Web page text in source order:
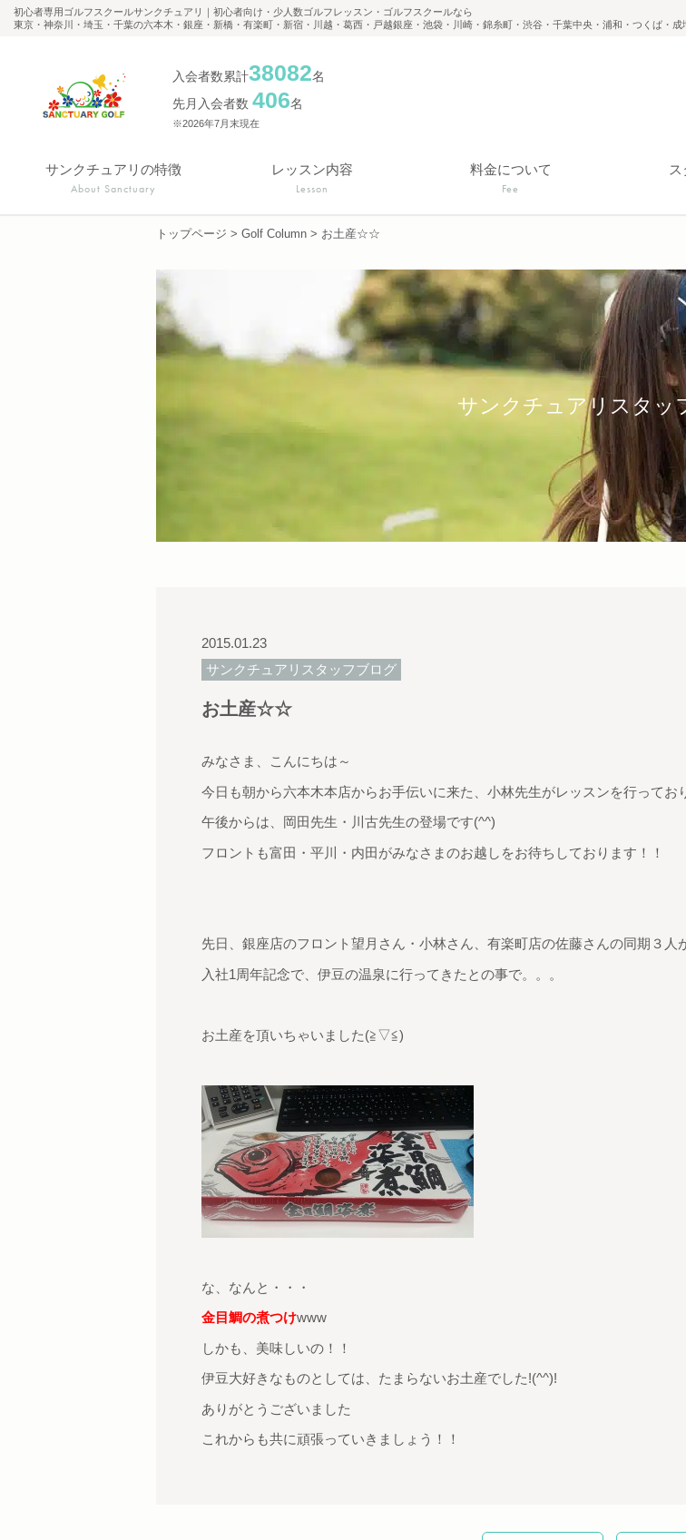
初心者専用ゴルフスクールサンクチュアリ｜初心者向け・少人数ゴルフレッスン・ゴルフスクールなら
東京・神奈川・埼玉・千葉の六本木・銀座・新橋・有楽町・新宿・川越・葛西・戸越銀座・池袋・川崎・錦糸町・渋谷・千葉中央・浦和・つくば・
入会者数累計38082名
先月入会者数 406名
※2026年7月末現在
サンクチュアリの特徴
About Sanctuary
レッスン内容
Lesson
料金について
Fee
トップページ > Golf Column > お土産☆☆
サンクチュアリスタッ
2015.01.23
サンクチュアリスタッフブログ
お土産☆☆
みなさま、こんにちは～
今日も朝から六本木本店からお手伝いに来た、小林先生がレッスンを行ってお
午後からは、岡田先生・川古先生の登場です(^^)
フロントも富田・平川・内田がみなさまのお越しをお待ちしております！！
先日、銀座店のフロント望月さん・小林さん、有楽町店の佐藤さんの同期３人
入社1周年記念で、伊豆の温泉に行ってきたとの事で。。。
お土産を頂いちゃいました(≧▽≦)
な、なんと・・・
金目鯛の煮つけwww
しかも、美味しいの！！
伊豆大好きなものとしては、たまらないお土産でした!(^^)!
ありがとうございました
これからも共に頑張っていきましょう！！